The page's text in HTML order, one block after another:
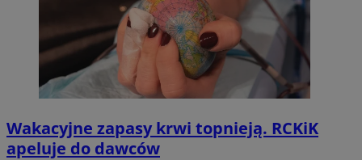
Wakacyjne zapasy krwi topnieją. RCKiK
apeluje do dawców